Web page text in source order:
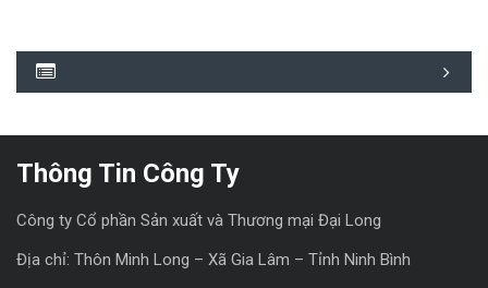
Thông Tin Công Ty
Công ty Cổ phần Sản xuất và Thương mại Đại Long
Địa chỉ: Thôn Minh Long – Xã Gia Lâm – Tỉnh Ninh Bình